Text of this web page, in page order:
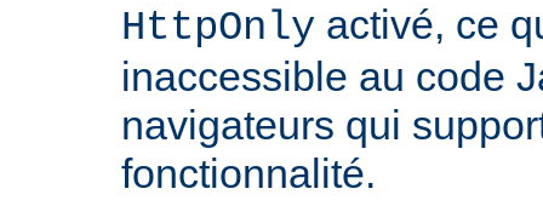
HttpOnly activé, ce
inaccessible au code
navigateurs qui
fonctionnalité.